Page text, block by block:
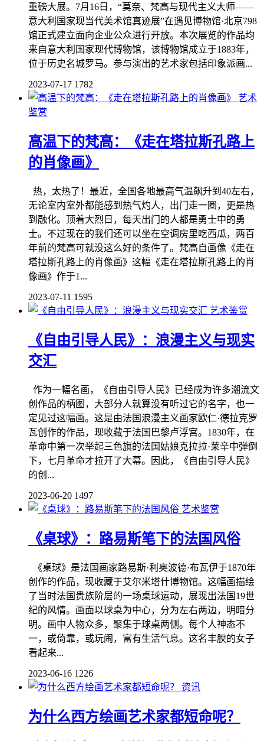
重磅大展。7月16日，“莫奈、梵高与现代主义大师——
意大利国家现当代美术馆真迹展”在遇见博物馆·北京798
馆正式建立面向企业公众进行开放。本次展览的作品均
来自意大利国家现代博物馆，该博物馆成立于1883年，
位于历史名城罗马。参与演出的艺术家包括印象派画...
2023-07-17 1782
艺术
鉴赏
高温下的梵高：《走在塔拉斯孔路上
的肖像画》
热，太热了！最近，全国各地最高气温飙升到40左右，
无论室内室外都能感到热气灼人，出门走一圈，更是热
到融化。顶着大烈日，每天出门的人都是勇士中的勇
士。不过现在的我们还可以坐在空调房里吃西瓜，两百
年前的梵高可就没这么好的条件了。梵高自画像《走在
塔拉斯孔路上的肖像画》这幅《走在塔拉斯孔路上的肖
像画》作于1...
2023-07-11 1595
艺术鉴赏
《自由引导人民》：浪漫主义与现实
交汇
作为一幅名画，《自由引导人民》已经成为许多潮流文
创作品的柄图，大部分人就算没有听过它的名字，也一
定见过这幅画。这是由法国浪漫主义画家欧仁·德拉克罗
瓦创作的作品，现收藏于法国巴黎卢浮宫。1830年，在
革命中第一次举起三色旗的法国姑娘克拉拉·莱辛中弹倒
下，七月革命才拉开了大幕。因此，《自由引导人民》
的创...
2023-06-20 1497
艺术鉴赏
《桌球》：路易斯笔下的法国风俗
《桌球》是法国画家路易斯·利奥波德·布瓦伊于1870年
创作的作品，现收藏于艾尔米塔什博物馆。这幅画描绘
了当时法国贵族阶层的一场桌球运动，展现出法国19世
纪的风情。画面以球桌为中心，分为左右两边，明暗分
明。画中人物众多，聚集于球桌两侧。每个人神态不
一，或倚靠，或玩闹，富有生活气息。这名丰腴的女子
看起来...
2023-06-16 1226
资讯
为什么西方绘画艺术家都短命呢？